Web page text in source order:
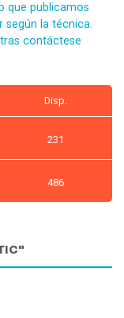
que publicamos
según la técnica.
contáctese
Disp.
231
486